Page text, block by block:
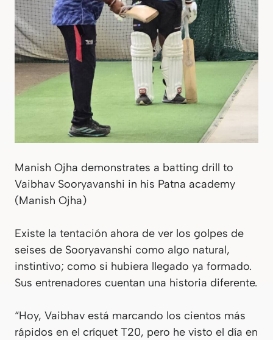
Manish Ojha demonstrates a batting drill to
Vaibhav Sooryavanshi in his Patna academy
(Manish Ojha)
Existe la tentación ahora de ver los golpes de
seises de Sooryavanshi como algo natural,
instintivo; como si hubiera llegado ya formado.
Sus entrenadores cuentan una historia diferente.
“Hoy, Vaibhav está marcando los cientos más
rápidos en el críquet T20, pero he visto el día en